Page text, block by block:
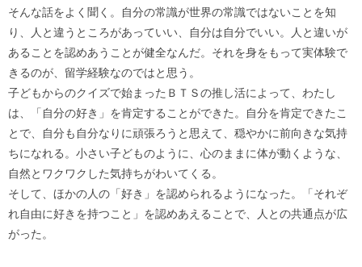
そんな話をよく聞く。自分の常識が世界の常識ではないことを知
り、人と違うところがあっていい、自分は自分でいい。人と違いが
あることを認めあうことが健全なんだ。それを身をもって実体験で
きるのが、留学経験なのではと思う。
子どもからのクイズで始まったＢＴＳの推し活によって、わたし
は、「自分の好き」を肯定することができた。自分を肯定できたこ
とで、自分も自分なりに頑張ろうと思えて、穏やかに前向きな気持
ちになれる。小さい子どものように、心のままに体が動くような、
自然とワクワクした気持ちがわいてくる。
そして、ほかの人の「好き」を認められるようになった。「それぞ
れ自由に好きを持つこと」を認めあえることで、人との共通点が広
がった。